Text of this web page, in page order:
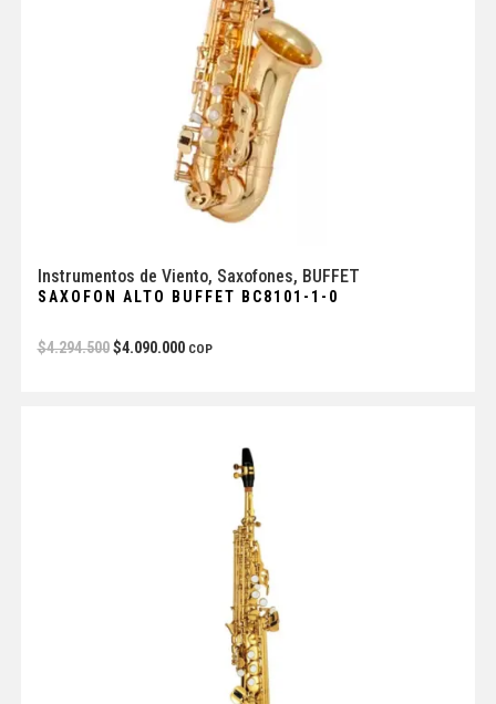
Instrumentos de Viento, Saxofones, BUFFET
SAXOFON ALTO BUFFET BC8101-1-0
$4.294.500 $4.090.000 COP